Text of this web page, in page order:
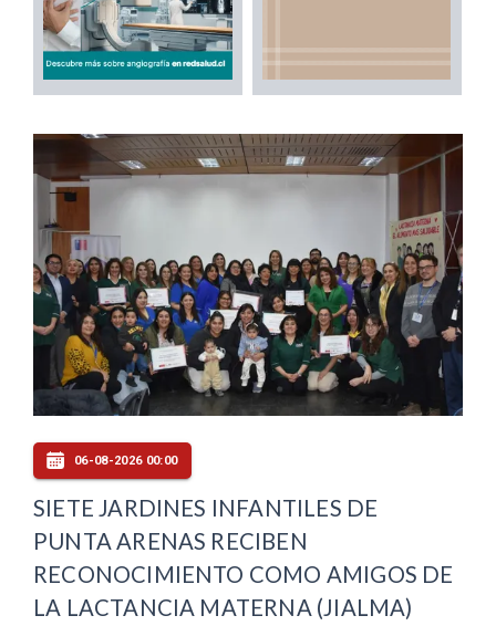
06-08-2026 00:00
SIETE JARDINES INFANTILES DE
PUNTA ARENAS RECIBEN
RECONOCIMIENTO COMO AMIGOS DE
LA LACTANCIA MATERNA (JIALMA)